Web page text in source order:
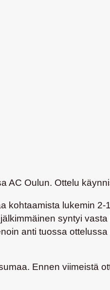
AC Oulun. Ottelu
kohtaamista lukemin 2-
syntyi
anti tuossa
Ennen viimeistä